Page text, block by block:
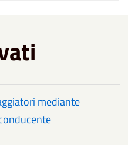
mediante